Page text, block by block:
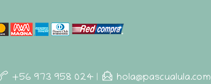
+56 973 958 024 | hola@pascualula.com